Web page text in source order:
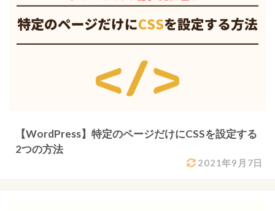
2021年9月7日
【WordPress】特定のページだけにCSSを設定する
2つの方法